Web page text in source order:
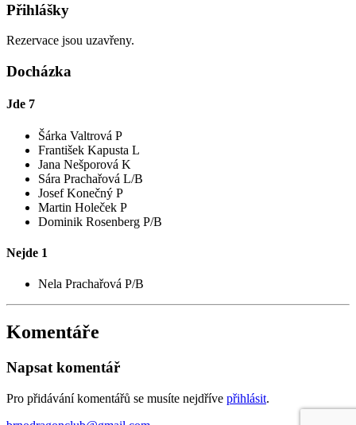
Přihlášky
Rezervace jsou uzavřeny.
Docházka
Jde 7
Šárka Valtrová P
František Kapusta L
Jana Nešporová K
Sára Prachařová L/B
Josef Konečný P
Martin Holeček P
Dominik Rosenberg P/B
Nejde 1
Nela Prachařová P/B
Komentáře
Napsat komentář
Pro přidávání komentářů se musíte nejdříve přihlásit.